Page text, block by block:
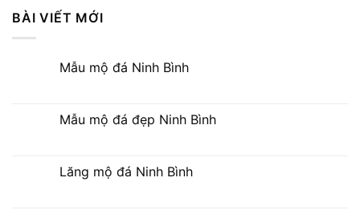
BÀI VIẾT MỚI
Mẫu mộ đá Ninh Bình
Mẫu mộ đá đẹp Ninh Bình
Lăng mộ đá Ninh Bình